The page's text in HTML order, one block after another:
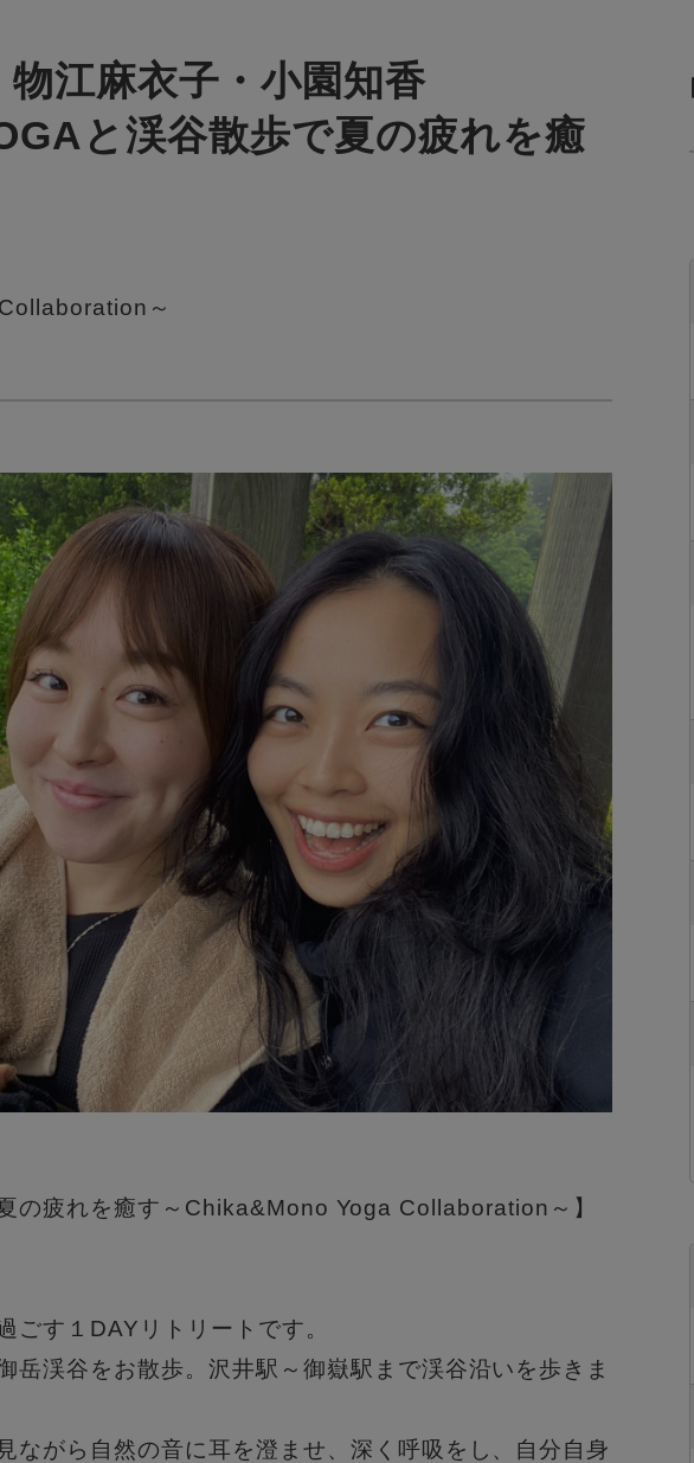
物江麻衣子・小園知香
と渓谷散歩で夏の疲れを癒
～
の疲れを癒す～Chika&Mono Yoga Collaboration～】
ごす１DAYリトリートです。
岳渓谷をお散歩。沢井駅～御嶽駅まで渓谷沿いを歩きま
ながら自然の音に耳を澄ませ、深く呼吸をし、自分自身